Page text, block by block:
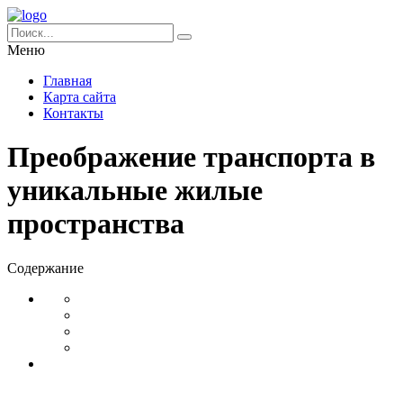
Меню
Главная
Карта сайта
Контакты
Преображение транспорта в
уникальные жилые
пространства
Содержание